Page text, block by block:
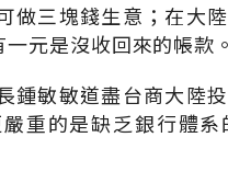
做三塊錢生意；在大
元是沒收回來的帳款
敏敏道盡台商大陸
重的是缺乏銀行體